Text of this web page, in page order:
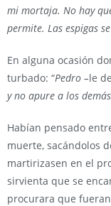
mi mortaja. No hay
permite. Las espigas
En alguna ocasión
turbado: “Pedro –le
y no apure a los
Habían pensado
muerte, sacándolos
martirizasen en el
sirvienta que se
procurara que